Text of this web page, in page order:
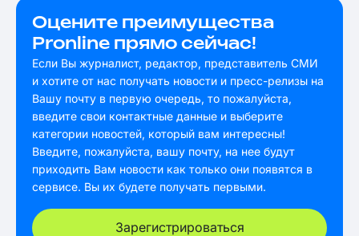
Оцените преимущества
Pronline прямо сейчас!
Если Вы журналист, редактор, представитель СМИ
и хотите от нас получать новости и пресс-релизы на
Вашу почту в первую очередь, то пожалуйста,
введите свои контактные данные и выберите
категории новостей, который вам интересны!
Введите, пожалуйста, вашу почту, на нее будут
приходить Вам новости как только они появятся в
сервисе. Вы их будете получать первыми.
Зарегистрироваться